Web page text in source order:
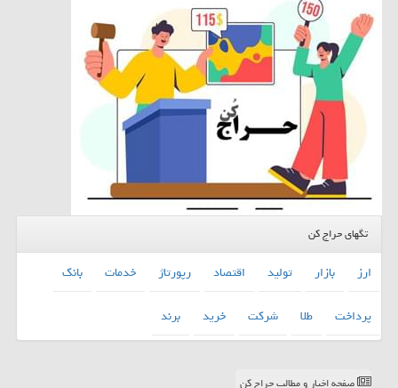
تگهای حراج کن
ارز بازار تولید اقتصاد رپورتاژ خدمات
بانك
پرداخت
طلا شركت خرید برند
صفحه اخبار و مطالب حراج کن